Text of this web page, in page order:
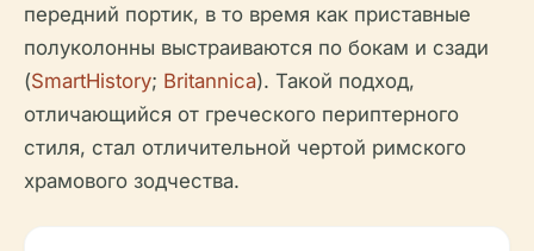
передний портик, в то время как приставные
полуколонны выстраиваются по бокам и сзади
(SmartHistory; Britannica). Такой подход,
отличающийся от греческого периптерного
стиля, стал отличительной чертой римского
храмового зодчества.